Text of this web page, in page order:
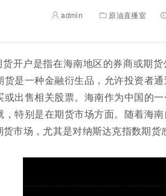
admin 原油直播室
开户是指在海南地区的券商或期
是一种金融衍生品，允许投资者
或出售相关股票。海南作为中国的
，特别是在期货市场方面。随着海
市场，尤其是对纳斯达克指数期货